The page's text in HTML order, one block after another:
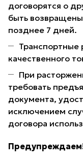
договорятся о
быть
позднее 7 дней.
Транспортные
качественного
При
требовать
документа,
исключением
договора